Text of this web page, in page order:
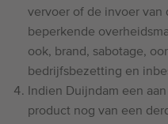
vervoer of de invoer van
beperkende
ook, brand, sabotage,
bedrijfsbezetting en
Indien Duijndam een
product nog van een